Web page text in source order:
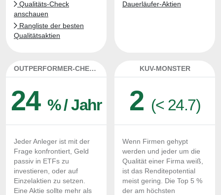
Qualitäts-Check
anschauen
Rangliste der besten
Qualitätsaktien
Dauerläufer-Aktien
OUTPERFORMER-CHECK
24 % / Jahr
Jeder Anleger ist mit der
Frage konfrontiert, Geld
passiv in ETFs zu
investieren, oder auf
Einzelaktien zu setzen.
Eine Aktie sollte mehr als
KUV-MONSTER
2 (< 24.7)
Wenn Firmen gehypt
werden und jeder um die
Qualität einer Firma weiß,
ist das Renditepotential
meist gering. Die Top 5 %
der am höchsten